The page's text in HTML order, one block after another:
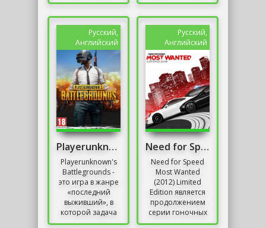
шутеров от
первого лица. В
отличие от...
Присоединяйтесь
к...
Русский,
Английский
Playerunknown's Battlegrounds Репак от Хаттаба
Playerunknown's
Battlegrounds -
это игра в жанре
«последний
выживший», в
которой задача
игрока - испытать
Русский,
Английский
Need for Speed Most Wanted (2012) Limited Edition
Need for Speed
Most Wanted
(2012) Limited
Edition является
продолжением
серии гоночных
игр Need for